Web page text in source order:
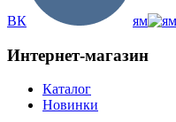
ВК ям
Интернет-магазин
Каталог
Новинки